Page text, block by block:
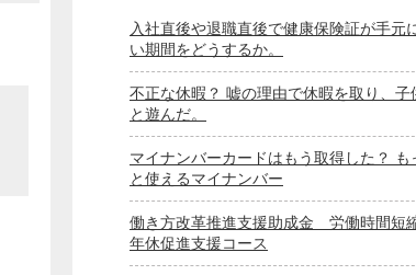
入社直後や退職直後で健康保険証が手元
い期間をどうするか。
不正な休暇？ 嘘の理由で休暇を取り、子
と遊んだ。
マイナンバーカードはもう取得した？ も
と使えるマイナンバー
働き方改革推進支援助成金 労働時間短
年休促進支援コース